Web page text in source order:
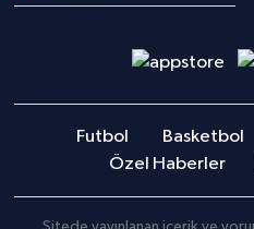
Futbol Basketbol
Özel Haberler